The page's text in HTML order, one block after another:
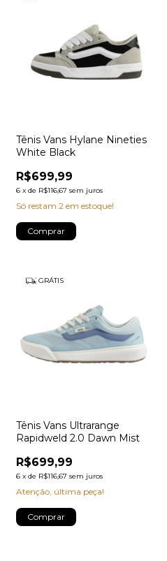
Tênis Vans Hylane Nineties
White Black
R$699,99
6 x de R$116,67 sem juros
Só restam 2 em estoque!
Comprar
GRÁTIS
Tênis Vans Ultrarange
Rapidweld 2.0 Dawn Mist
R$699,99
6 x de R$116,67 sem juros
Atenção, última peça!
Comprar